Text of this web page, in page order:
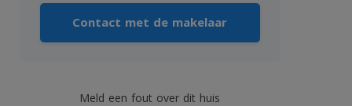
Contact met de makelaar
Meld een fout over dit huis